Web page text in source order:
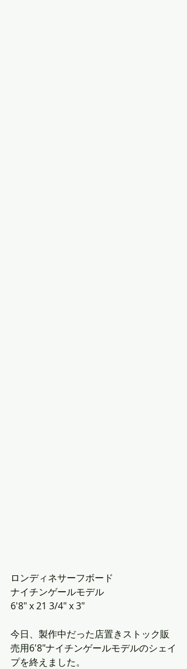
ロンディネサーフボード
ナイチンゲールモデル
6'8" x 21 3/4" x 3"
今日、製作中だった店置きストック販
売用6'8"ナイチンゲールモデルのシェイ
プを終えました。